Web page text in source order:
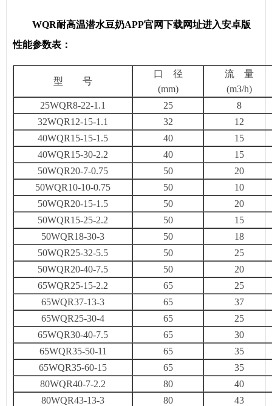
WQR耐高温潜水豆奶APP官网下载网址进入安卓版
性能参数表：​
型 号
口 径
(mm)
流 量
(m3/h)
25WQR8-22-1.1
25
8
32WQR12-15-1.1
32
12
40WQR15-15-1.5
40
15
40WQR15-30-2.2
40
15
50WQR20-7-0.75
50
20
50WQR10-10-0.75
50
10
50WQR20-15-1.5
50
20
50WQR15-25-2.2
50
15
50WQR18-30-3
50
18
50WQR25-32-5.5
50
25
50WQR20-40-7.5
50
20
65WQR25-15-2.2
65
25
65WQR37-13-3
65
37
65WQR25-30-4
65
25
65WQR30-40-7.5
65
30
65WQR35-50-11
65
35
65WQR35-60-15
65
35
80WQR40-7-2.2
80
40
80WQR43-13-3
80
43